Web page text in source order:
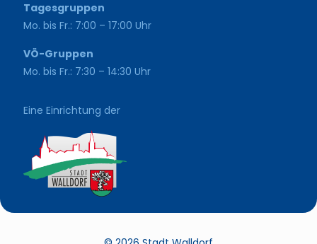
Tagesgruppen
Mo. bis Fr.: 7:00 – 17:00 Uhr
VÖ-Gruppen
Mo. bis Fr.: 7:30 – 14:30 Uhr
Eine Einrichtung der